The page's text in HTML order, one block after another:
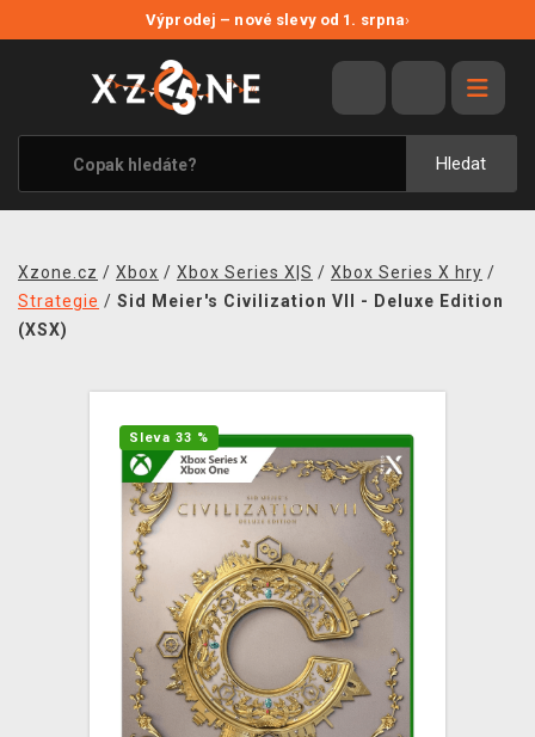
Výprodej – nové slevy od 1. srpna›
Hledat
VÝPRODEJ
VIDEOHRY
XZONE ORIGINALS
TÉMATIKY
MERCHANDISE
PRODEJNY
TCG & BOARDGAME HUB
VÝKUP HER (BAZAR)
Xzone.cz / Xbox / Xbox Series X|S / Xbox Series X hry /
Strategie / Sid Meier's Civilization VII - Deluxe Edition
(XSX)
Sleva 33 %